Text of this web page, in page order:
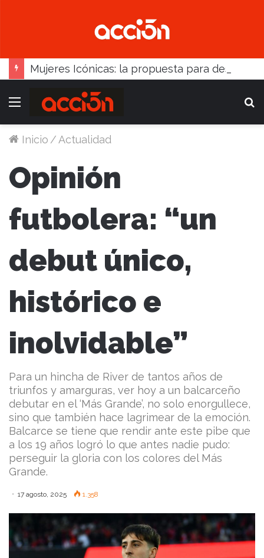
Menú
Inicio /Actualidad
Opinión
futbolera: “un
debut único,
histórico e
inolvidable”
Para un hincha de River de tantos años de
triunfos y amarguras, ver hoy a un balcarceño
debutar en el ‘Más Grande’, no solo enorgullece,
sino que también hace lagrimear de la emoción.
Balcarce se tiene que rendir ante este pibe que
a los 19 años logró lo que antes nadie pudo:
perseguir la gloria con los colores del Más
Grande.
17 agosto, 2025 1.358